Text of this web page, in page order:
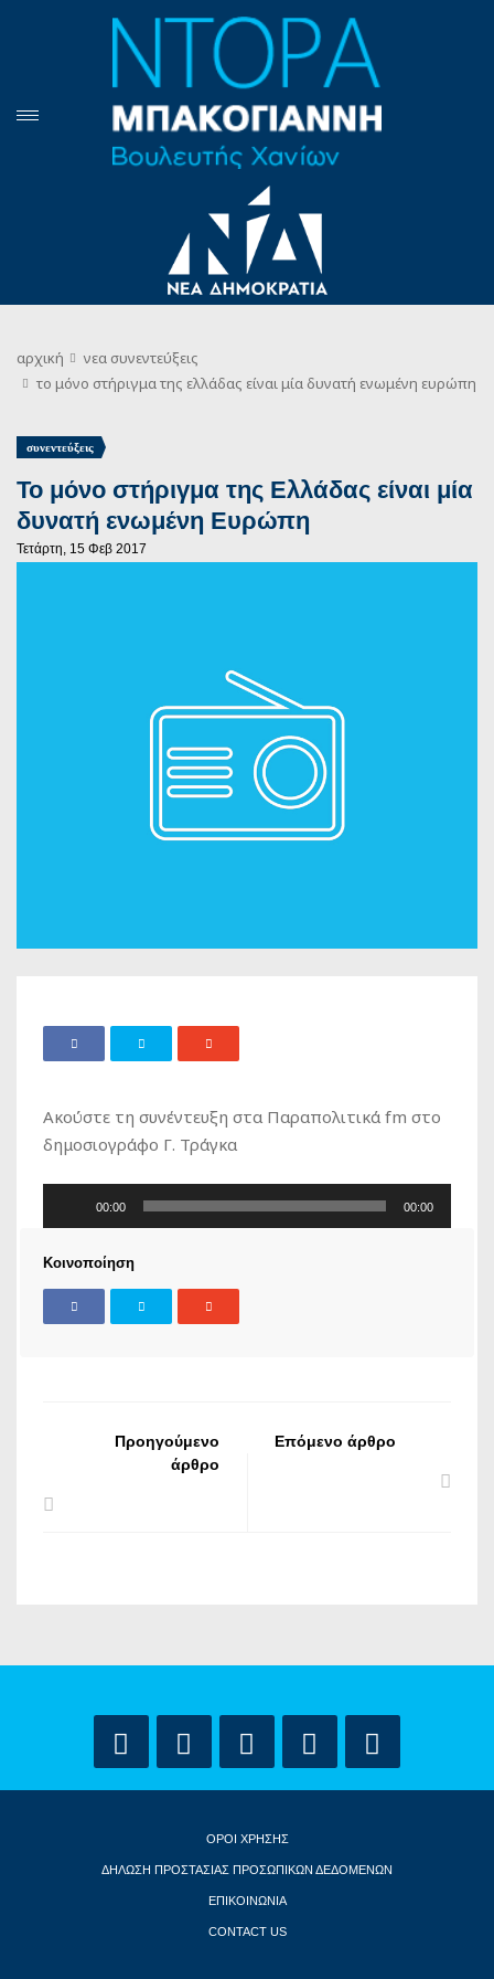
αρχική νεα συνεντεύξεις
το μόνο στήριγμα της ελλάδας είναι μία δυνατή ενωμένη ευρώπη
συνεντεύξεις
Το μόνο στήριγμα της Ελλάδας είναι μία
δυνατή ενωμένη Ευρώπη
Τετάρτη, 15 Φεβ 2017
Ακούστε τη συνέντευξη στα Παραπολιτικά fm στο
δημοσιογράφο Γ. Τράγκα
00:00 00:00
Κοινοποίηση
Προηγούμενο
άρθρο
Επόμενο άρθρο
ΟΡΟΙ ΧΡΗΣΗΣ
ΔΗΛΩΣΗ ΠΡΟΣΤΑΣΙΑΣ ΠΡΟΣΩΠΙΚΩΝ ΔΕΔΟΜΕΝΩΝ
ΕΠΙΚΟΙΝΩΝΙΑ
CONTACT US